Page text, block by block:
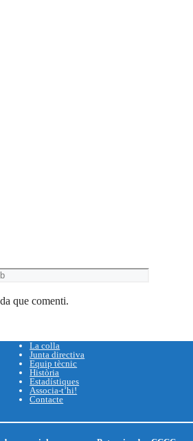
que comenti.
La colla
Junta directiva
Equip tècnic
Història
Estadístiques
Associa-t’hi!
Contacte